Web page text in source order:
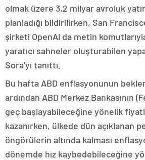
olmak üzere 3,2 milyar avroluk
planladığı bildirilirken, San
şirketi OpenAl da metin
yaratıcı sahneler oluşturabilen
Sora’yı tanıttı.
Bu hafta ABD enflasyonunun
ardından ABD Merkez Bankasının
geç başlayabileceğine yönelik
kazanırken, ülkede dün açıklanan
öngörülerin altında kalması
dönemde hız kaybedebileceğine